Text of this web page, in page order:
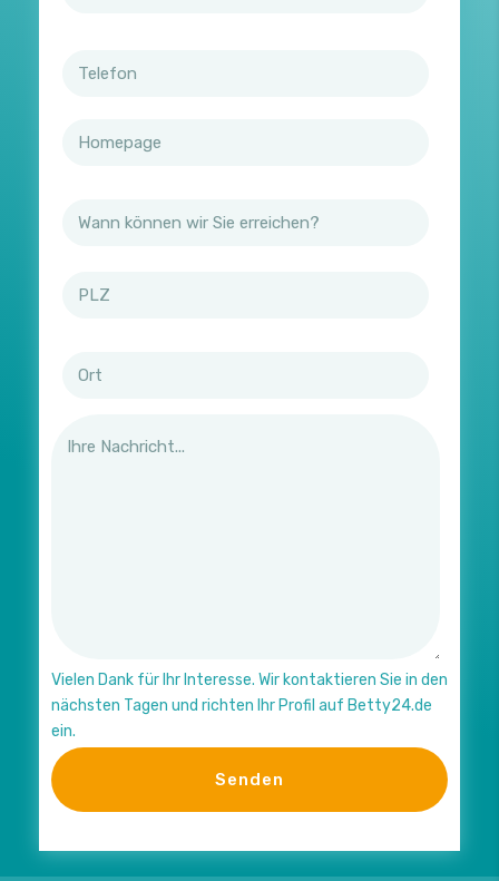
Vielen Dank für Ihr Interesse. Wir kontaktieren Sie in den
nächsten Tagen und richten Ihr Profil auf Betty24.de
ein.